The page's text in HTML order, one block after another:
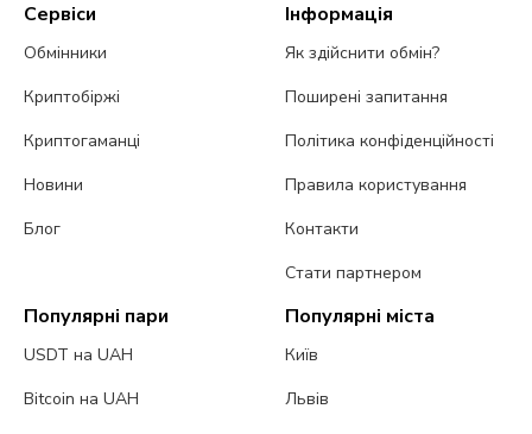
Сервіси
Обмінники
Криптобіржі
Криптогаманці
Новини
Блог
Інформація
Як здійснити обмін?
Поширені запитання
Політика конфіденційності
Правила користування
Контакти
Стати партнером
Популярні пари
USDT на UAH
Bitcoin на UAH
Популярні міста
Київ
Львів